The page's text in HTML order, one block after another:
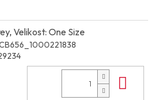
Velikost: One Size